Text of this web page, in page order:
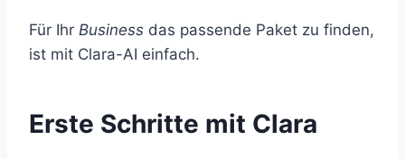
Für Ihr Business das passende Paket zu finden,
ist mit Clara-AI einfach.
Erste Schritte mit Clara